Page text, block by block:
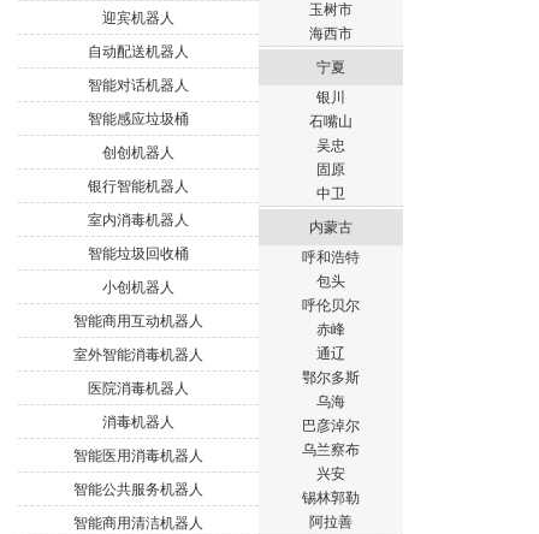
迎宾机器人
自动配送机器人
智能对话机器人
智能感应垃圾桶
创创机器人
银行智能机器人
室内消毒机器人
智能垃圾回收桶
小创机器人
智能商用互动机器人
室外智能消毒机器人
医院消毒机器人
消毒机器人
智能医用消毒机器人
智能公共服务机器人
智能商用清洁机器人
玉树市
海西市
宁夏
银川
石嘴山
吴忠
固原
中卫
内蒙古
呼和浩特
包头
呼伦贝尔
赤峰
通辽
鄂尔多斯
乌海
巴彦淖尔
乌兰察布
兴安
锡林郭勒
阿拉善